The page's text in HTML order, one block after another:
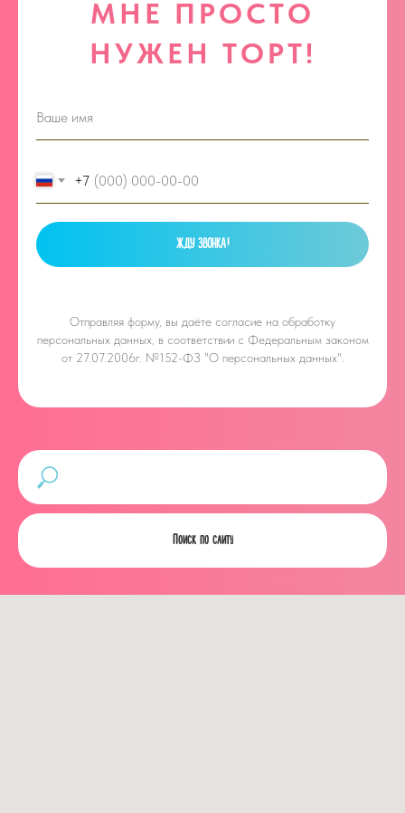
МНЕ ПРОСТО
НУЖЕН ТОРТ!
+7
ЖДУ ЗВОНКА!
Отправляя форму, вы даёте согласие на обработку
персональных данных, в соответствии с Федеральным законом
от 27.07.2006г. №152-ФЗ "О персональных данных".
Поиск по сайту